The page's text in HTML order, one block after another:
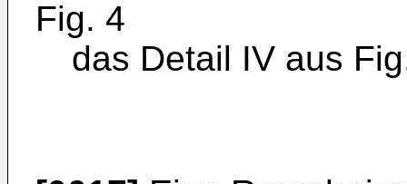
Fig. 4
das Detail IV aus